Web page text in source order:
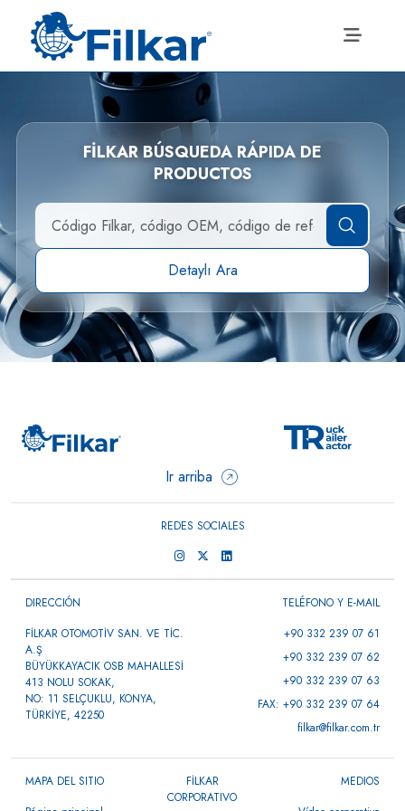
FİLKAR BÚSQUEDA RÁPIDA DE
PRODUCTOS
Detaylı Ara
Ir arriba
REDES SOCIALES
DIRECCIÓN
FİLKAR OTOMOTİV SAN. VE TİC.
A.Ş
BÜYÜKKAYACIK OSB MAHALLESİ
413 NOLU SOKAK,
NO: 11 SELÇUKLU, KONYA,
TÜRKİYE, 42250
TELÉFONO Y E-MAIL
+90 332 239 07 61
+90 332 239 07 62
+90 332 239 07 63
FAX: +90 332 239 07 64
filkar@filkar.com.tr
MAPA DEL SITIO
FİLKAR
CORPORATIVO
MEDIOS